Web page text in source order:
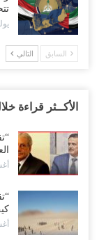
يوليو
السابق التالي
الأكــثر قراءة